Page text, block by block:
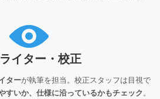
イター・校正
ターが執筆を担当。校正スタッフは目視で
すいか、仕様に沿っているかもチェック 。